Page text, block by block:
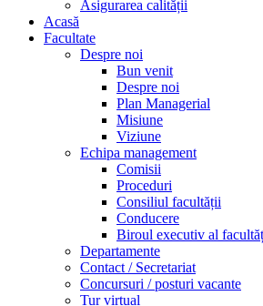
Asigurarea calității
Acasă
Facultate
Despre noi
Bun venit
Despre noi
Plan Managerial
Misiune
Viziune
Echipa management
Comisii
Proceduri
Consiliul facultății
Conducere
Biroul executiv al
Departamente
Contact / Secretariat
Concursuri / posturi vacante
Tur virtual